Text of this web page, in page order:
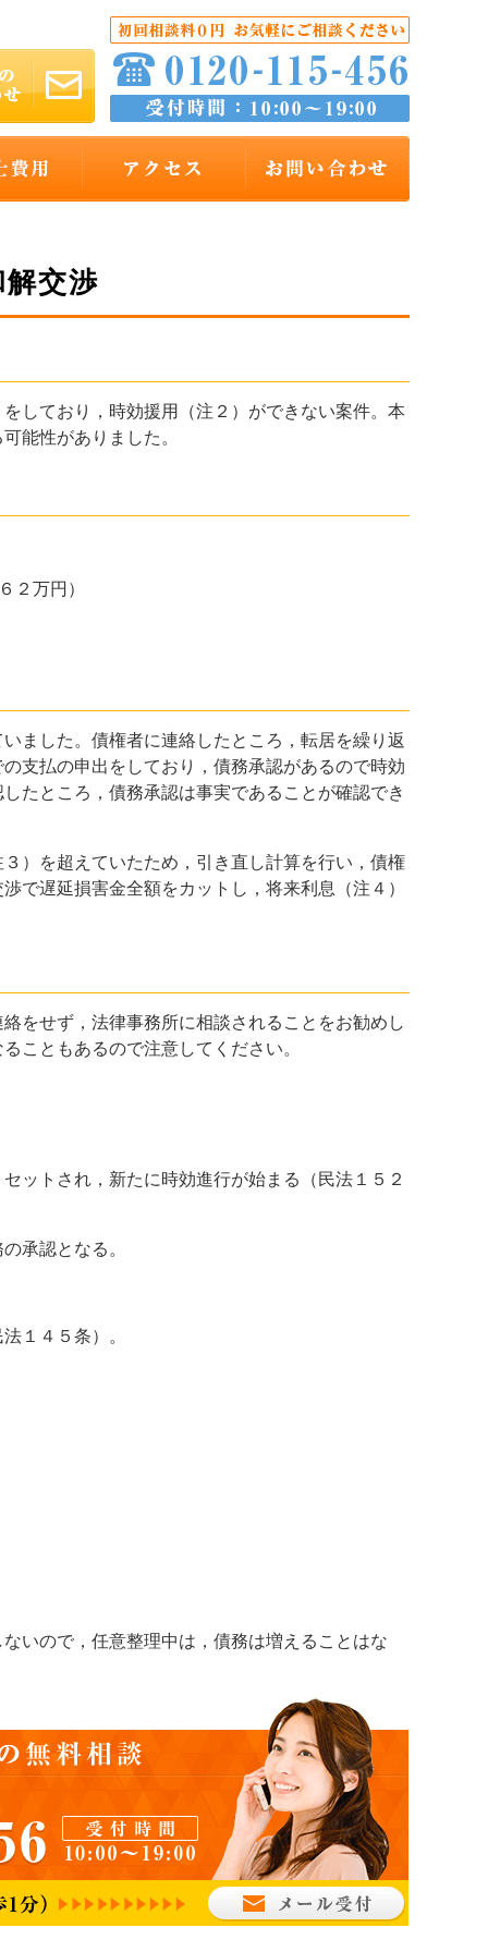
交渉
しており，時効援用（注２）ができない案件。本
能性がありました。
２万円）
ました。債権者に連絡したところ，転居を繰り返
支払の申出をしており，債務承認があるので時効
たところ，債務承認は事実であることが確認でき
）を超えていたため，引き直し計算を行い，債権
で遅延損害金全額をカットし，将来利息（注４）
をせず，法律事務所に相談されることをお勧めし
こともあるので注意してください。
ットされ，新たに時効進行が始まる（民法１５２
承認となる。
１４５条）。
いので，任意整理中は，債務は増えることはな